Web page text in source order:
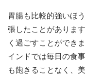
胃腸も比較的強いほ
張したことがありま
く過ごすことができま
インドでは毎日の食
も飽きることなく、